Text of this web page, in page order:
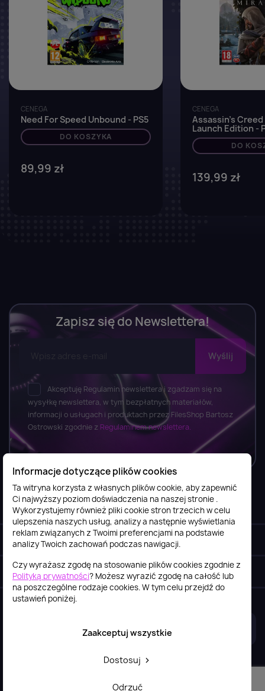
CENEGA
Need For Speed Unbound - PS5
DO KOSZYKA
89,99 zł
CENEGA
Assassin's
DO
139,99 zł
Zapisz się do Newslettera!
Akceptuję Regulamin newslettera i zgadzam się na
wysyłkę newslettera, w tym bezpłatnych materiałów,
informacji o usługach i produktach przez FilesShop Bartosz
Ostrowski zgodnie z Regulaminem newslettera.
Informacje
Obsługa klienta
Szybki kontakt keyboard_arrow_down
Informacje dotyczące plików cookies
Ta witryna korzysta z własnych plików cookie, aby zapewnić
Ci najwyższy poziom doświadczenia na naszej stronie .
Wykorzystujemy również pliki cookie stron trzecich w celu
ulepszenia naszych usług, analizy a następnie wyświetlania
reklam związanych z Twoimi preferencjami na podstawie
analizy Twoich zachowań podczas nawigacji.
Czy wyrażasz zgodę na stosowanie plików cookies zgodnie z
Polityką prywatności? Możesz wyrazić zgodę na całość lub
na poszczególne rodzaje cookies. W tym celu przejdź do
ustawień poniżej.
Odrzuć
Dostosuj
Zaakceptuj wszystkie
2026© itstore.com.pl Projekt i realizacja: